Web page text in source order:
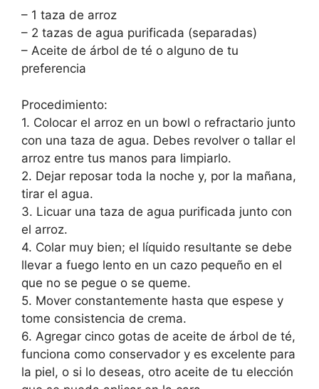
– 1 taza de arroz
– 2 tazas de agua purificada (separadas)
– Aceite de árbol de té o alguno de tu
preferencia
Procedimiento:
1. Colocar el arroz en un bowl o refractario junto
con una taza de agua. Debes revolver o tallar el
arroz entre tus manos para limpiarlo.
2. Dejar reposar toda la noche y, por la mañana,
tirar el agua.
3. Licuar una taza de agua purificada junto con
el arroz.
4. Colar muy bien; el líquido resultante se debe
llevar a fuego lento en un cazo pequeño en el
que no se pegue o se queme.
5. Mover constantemente hasta que espese y
tome consistencia de crema.
6. Agregar cinco gotas de aceite de árbol de té,
funciona como conservador y es excelente para
la piel, o si lo deseas, otro aceite de tu elección